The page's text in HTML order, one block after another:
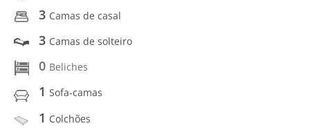
3 Camas de casal
3 Camas de solteiro
0 Beliches
1 Sofa-camas
1 Colchões